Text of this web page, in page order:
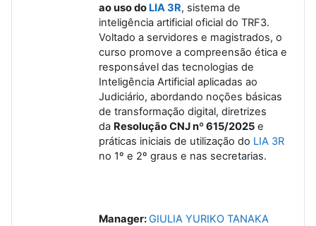
ao uso do LIA 3R, sistema de
inteligência artificial oficial do TRF3.
Voltado a servidores e magistrados, o
curso promove a compreensão ética e
responsável das tecnologias de
Inteligência Artificial aplicadas ao
Judiciário, abordando noções básicas
de transformação digital, diretrizes
da Resolução CNJ nº 615/2025 e
práticas iniciais de utilização do LIA 3R
no 1º e 2º graus e nas secretarias.
Manager:GIULIA YURIKO TANAKA